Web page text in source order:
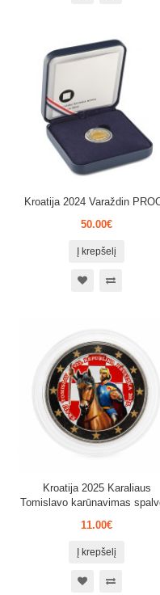
Kroatija 2024 Varaždin
50.00€
Į krepšelį
Kroatija 2025 Karaliaus
Tomislavo karūnavimas
11.00€
Į krepšelį